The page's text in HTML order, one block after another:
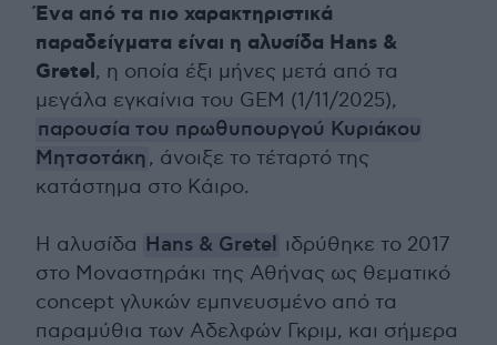
Ένα από τα πιο χαρακτηριστικά
παραδείγματα είναι η αλυσίδα Hans &
Gretel, η οποία έξι μήνες μετά από τα
μεγάλα εγκαίνια του GEM (1/11/2025),
παρουσία του πρωθυπουργού Κυριάκου
Μητσοτάκη, άνοιξε το τέταρτό της
κατάστημα στο Κάιρο.
Η αλυσίδα Hans & Gretel ιδρύθηκε το 2017
στο Μοναστηράκι της Αθήνας ως θεματικό
concept γλυκών εμπνευσμένο από τα
παραμύθια των Αδελφών Γκριμ, και σήμερα